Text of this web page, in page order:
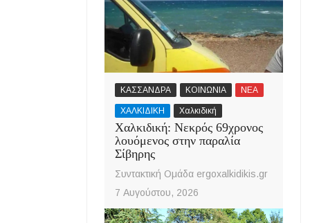
ΚΑΣΣΑΝΔΡΑ ΚΟΙΝΩΝΙΑ ΝΕΑ
ΧΑΛΚΙΔΙΚΗ Χαλκιδική
Χαλκιδική: Νεκρός 69χρονος
λουόμενος στην παραλία
Σίβηρης
Συντακτική Ομάδα ergoxalkidikis.gr
7 Αυγούστου, 2026